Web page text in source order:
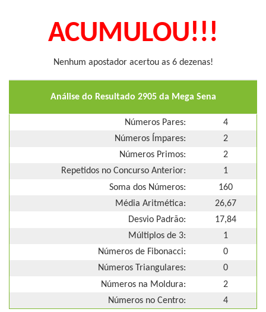
ACUMULOU!!!
Nenhum apostador acertou as 6 dezenas!
Análise do Resultado 2905 da Mega Sena
Números Pares:
4
Números Ímpares:
2
Números Primos:
2
Repetidos no Concurso Anterior:
1
Soma dos Números:
160
Média Aritmética:
26,67
Desvio Padrão:
17,84
Múltiplos de 3:
1
Números de Fibonacci:
0
Números Triangulares:
0
Números na Moldura:
2
Números no Centro:
4